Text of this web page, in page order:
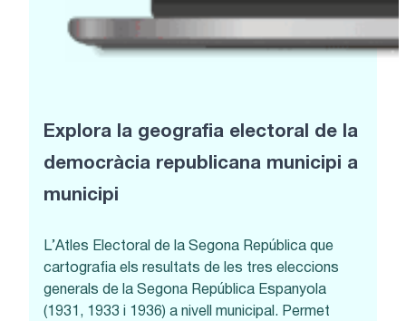
Explora la geografia electoral de la
democràcia republicana municipi a
municipi
L’Atles Electoral de la Segona República que
cartografia els resultats de les tres eleccions
generals de la Segona República Espanyola
(1931, 1933 i 1936) a nivell municipal. Permet